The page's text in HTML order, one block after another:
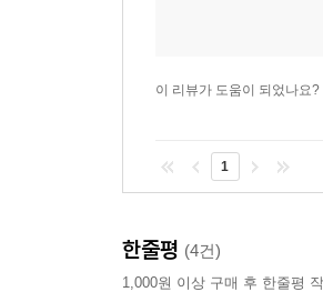
이 리뷰가 도움이 되었나요?
1
한줄평 (4건)
1,000원 이상 구매 후 한줄평